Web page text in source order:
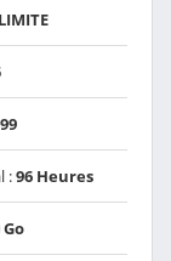
:96 Heures
Go